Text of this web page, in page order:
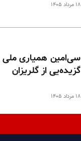
۱۸ مرداد ۱۴۰۵
سی‌امین همیاری ملی
گزیده‌یی از گلریزان
۱۸ مرداد ۱۴۰۵